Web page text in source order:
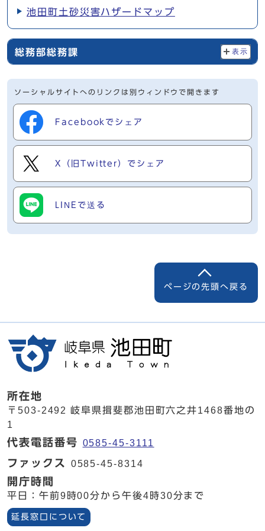
池田町土砂災害ハザードマップ
総務部総務課 表示
ソーシャルサイトへのリンクは別ウィンドウで開きます
Facebookでシェア
X（旧Twitter）でシェア
LINEで送る
ページの先頭へ戻る
所在地
〒503-2492 岐阜県揖斐郡池田町六之井1468番地の
1
代表電話番号 0585-45-3111
ファックス 0585-45-8314
開庁時間
平日：午前9時00分から午後4時30分まで
延長窓口について